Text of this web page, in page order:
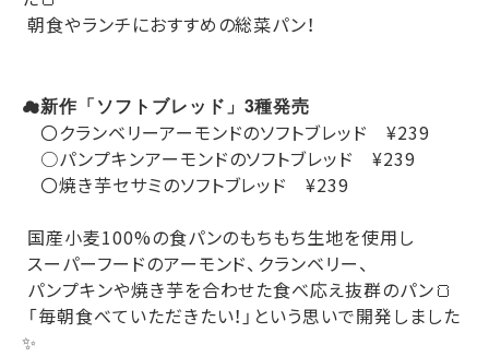
朝食やランチにおすすめの総菜パン！
☁新作「ソフトブレッド」3種発売
〇クランベリーアーモンドのソフトブレッド ¥239
○パンプキンアーモンドのソフトブレッド ¥239
〇焼き芋セサミのソフトブレッド ¥239
国産小麦100%の食パンのもちもち生地を使用し
スーパーフードのアーモンド、クランベリー、
パンプキンや焼き芋を合わせた食べ応え抜群のパン🍞
「毎朝食べていただきたい！」という思いで開発しました
✨